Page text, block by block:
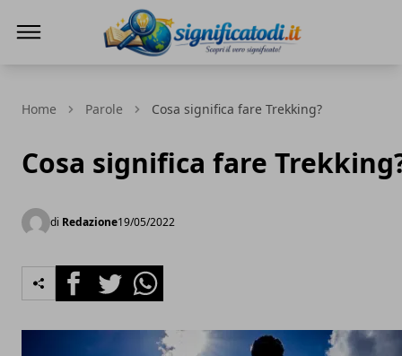
Home Parole Cosa significa fare Trekking?
Cosa significa fare
di Redazione19/05/2022
FacebookTwitterWhatsapp